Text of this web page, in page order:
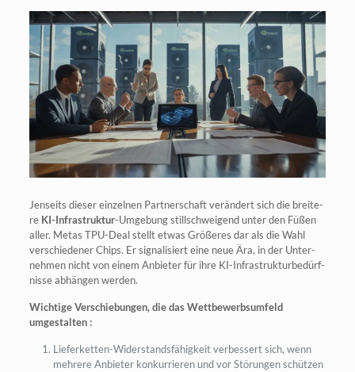
Jen­seits die­ser ein­zel­nen Part­ner­schaft ver­än­dert sich die brei­te­
re KI-Infra­struk­tur-Umge­bung still­schwei­gend unter den Füßen
aller. Metas TPU-Deal stellt etwas Grö­ße­res dar als die Wahl
ver­schie­de­ner Chips. Er signa­li­siert eine neue Ära, in der Unter­
neh­men nicht von einem Anbie­ter für ihre KI-Infra­struk­tur­be­dürf­
nis­se abhän­gen werden.
Wich­ti­ge Ver­schie­bun­gen, die das Wett­be­werbs­um­feld
umgestalten :
Lie­fer­ket­ten-Wider­stands­fä­hig­keit ver­bes­sert sich, wenn
meh­re­re Anbie­ter kon­kur­rie­ren und vor Stö­run­gen schützen